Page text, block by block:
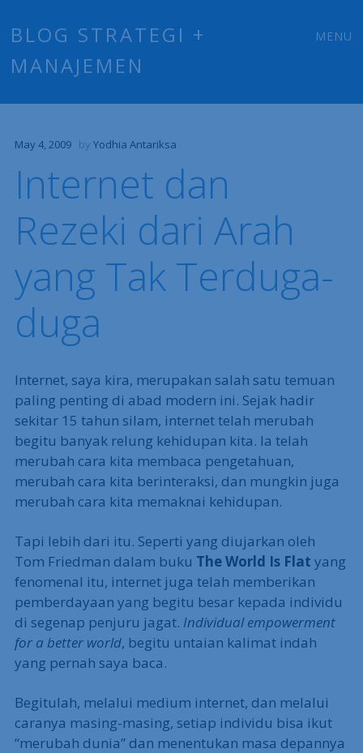
BLOG STRATEGI +
MANAJEMEN
MENU
May 4, 2009 by Yodhia Antariksa
Internet dan
Rezeki dari Arah
yang Tak Terduga-
duga
Internet, saya kira, merupakan salah satu temuan
paling penting di abad modern ini. Sejak hadir
sekitar 15 tahun silam, internet telah merubah
begitu banyak relung kehidupan kita. Ia telah
merubah cara kita membaca pengetahuan,
merubah cara kita berinteraksi, dan mungkin juga
merubah cara kita memaknai kehidupan.
Tapi lebih dari itu. Seperti yang diujarkan oleh
Tom Friedman dalam buku The World Is Flat yang
fenomenal itu, internet juga telah memberikan
pemberdayaan yang begitu besar kepada individu
di segenap penjuru jagat. Individual empowerment
for a better world, begitu untaian kalimat indah
yang pernah saya baca.
Begitulah, melalui medium internet, dan melalui
caranya masing-masing, setiap individu bisa ikut
“merubah dunia” dan menentukan masa depannya